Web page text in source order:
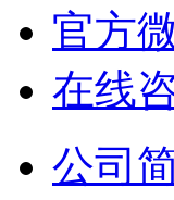
官方
在线
公司